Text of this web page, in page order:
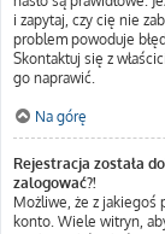
i zapytaj, czy cię nie
problem powoduje
Skontaktuj się z
go naprawić.
Na górę
Rejestracja została
zalogować?!
Możliwe, że z jakiegoś
konto. Wiele witryn,